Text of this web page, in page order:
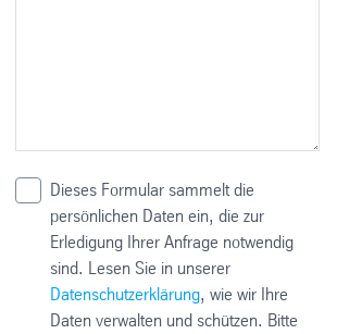
Dieses Formular sammelt die
persönlichen Daten ein, die zur
Erledigung Ihrer Anfrage notwendig
sind. Lesen Sie in unserer
Datenschutzerklärung, wie wir Ihre
Daten verwalten und schützen. Bitte